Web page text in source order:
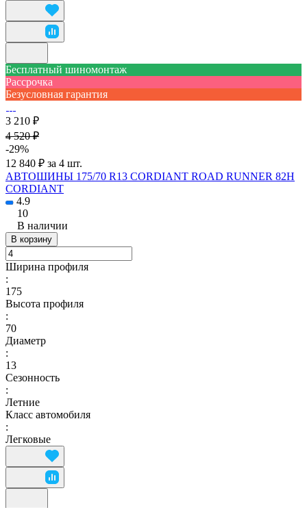
Бесплатный шиномонтаж
Рассрочка
Безусловная гарантия
3 210 ₽
4 520 ₽
-29%
12 840 ₽ за 4 шт.
АВТОШИНЫ 175/70 R13 CORDIANT ROAD RUNNER 82H
CORDIANT
4.9
10
В наличии
В корзину
Ширина профиля
:
175
Высота профиля
:
70
Диаметр
:
13
Сезонность
:
Летние
Класс автомобиля
:
Легковые